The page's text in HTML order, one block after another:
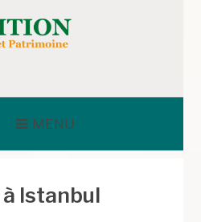
MENU
Istanbul